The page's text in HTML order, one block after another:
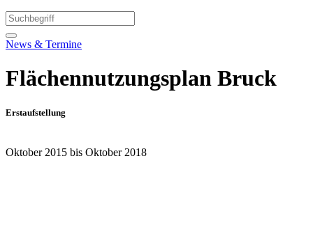
News & Termine
Flächennutzungsplan Bruck
Erstaufstellung
Oktober 2015 bis Oktober 2018